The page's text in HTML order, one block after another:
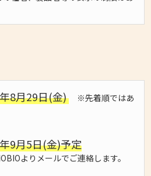
8月29日(金) ※先着順ではあ
9月5日(金)予定
よりメールでご連絡します。